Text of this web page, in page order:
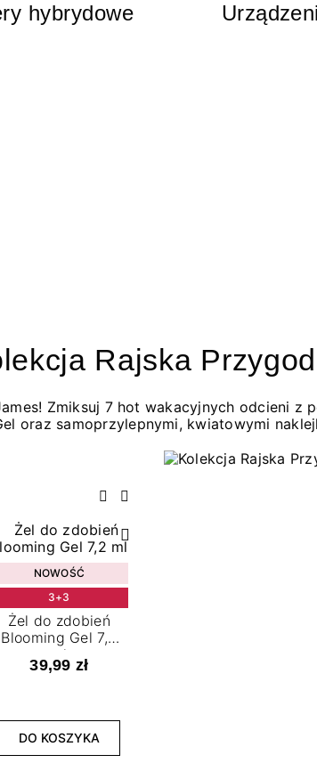
hybrydowe
Rajska
Zmiksuj 7 hot wakacyjnych odcieni z
oraz samoprzylepnymi, kwiatowymi
Poprzedni
Następny
NOWOŚĆ
3+3
Żel do zdobień
Blooming Gel 7,2
ml
39,99 zł
DO KOSZYKA